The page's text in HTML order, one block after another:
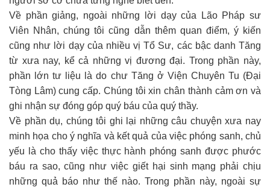
Về phần giảng, ngoài những lời dạy của Lão Pháp sư
Viên Nhân, chúng tôi cũng dẫn thêm quan điểm, ý kiến
cũng như lời dạy của nhiều vị Tổ Sư, các bậc danh Tăng
từ xưa nay, kể cả những vị đương đại. Trong phần này,
phần lớn tư liệu là do chư Tăng ở Viện Chuyên Tu (Đại
Tòng Lâm) cung cấp. Chúng tôi xin chân thành cảm ơn và
ghi nhận sự đóng góp quý báu của quý thầy.
Về phần dụ, chúng tôi ghi lại những câu chuyện xưa nay
minh họa cho ý nghĩa và kết quả của việc phóng sanh, chủ
yếu là cho thấy việc thực hành phóng sanh được phước
báu ra sao, cũng như việc giết hại sinh mạng phải chịu
những quả báo như thế nào. Trong phần này, ngoài sự